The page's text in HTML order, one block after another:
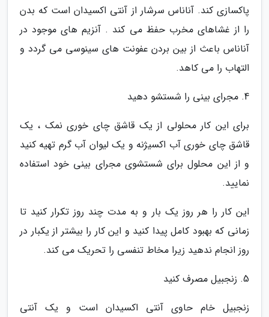
پاکسازی کند. آناناس سرشار از آنتی اکسیدان است که بدن
را از غشاهای مخرب حفظ می کند . آنزیم های موجود در
آناناس باعث از بین بردن عفونت های سینوسی می گردد و
التهاب را می کاهد.
4. مجرای بینی را شستشو دهید
برای این کار محلولی از یک قاشق چای خوری نمک ، یک
قاشق چای خوری آب اکسیژنه و یک لیوان آب گرم تهیه کنید
و از این محلول برای شستشوی مجرای بینی خود استفاده
نمایید.
این کار را هر روز یک بار و به مدت چند روز تکرار کنید تا
زمانی که بهبود کامل پیدا کنید و این کار را بیشتر از یکبار در
روز انجام ندهید زیرا مخاط تنفسی را تحریک می کند.
5. زنجبیل مصرف کنید
زنجبیل خام حاوی آنتی اکسیدان است و یک آنتی